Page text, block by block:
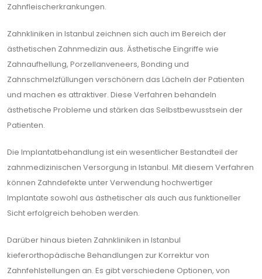
Zahnfleischerkrankungen.
Zahnkliniken in Istanbul zeichnen sich auch im Bereich der
ästhetischen Zahnmedizin aus. Ästhetische Eingriffe wie
Zahnaufhellung, Porzellanveneers, Bonding und
Zahnschmelzfüllungen verschönern das Lächeln der Patienten
und machen es attraktiver. Diese Verfahren behandeln
ästhetische Probleme und stärken das Selbstbewusstsein der
Patienten.
Die Implantatbehandlung ist ein wesentlicher Bestandteil der
zahnmedizinischen Versorgung in Istanbul. Mit diesem Verfahren
können Zahndefekte unter Verwendung hochwertiger
Implantate sowohl aus ästhetischer als auch aus funktioneller
Sicht erfolgreich behoben werden.
Darüber hinaus bieten Zahnkliniken in Istanbul
kieferorthopädische Behandlungen zur Korrektur von
Zahnfehlstellungen an. Es gibt verschiedene Optionen, von